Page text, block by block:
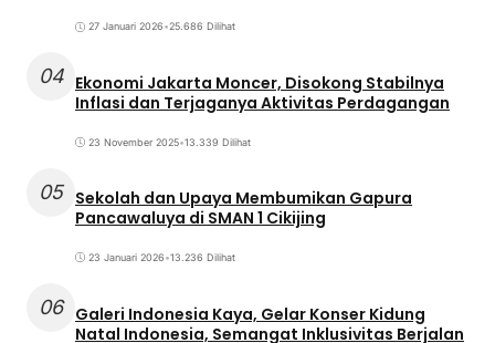
27 Januari 2026•25.686 Dilihat
04 Ekonomi Jakarta Moncer, Disokong Stabilnya
Inflasi dan Terjaganya Aktivitas Perdagangan
23 November 2025•13.339 Dilihat
05 Sekolah dan Upaya Membumikan Gapura
Pancawaluya di SMAN 1 Cikijing
23 Januari 2026•13.236 Dilihat
06 Galeri Indonesia Kaya, Gelar Konser Kidung
Natal Indonesia, Semangat Inklusivitas Berjalan